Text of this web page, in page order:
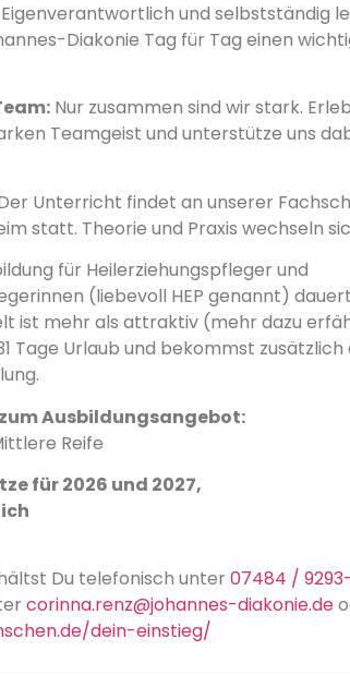
und selbstständig
Diakonie Tag für Tag einen
Nur zusammen sind wir stark.
Teamgeist und unterstütze uns
Unterricht findet an unserer
statt. Theorie und Praxis wechseln
für Heilerziehungspfleger und
(liebevoll HEP genannt)
ist mehr als attraktiv (mehr dazu
Tage Urlaub und bekommst zusätzlich
Ausbildungsangebot:
Reife
für 2026 und 2027,
Du telefonisch unter 07484 /
corinna.renz@johannes-diakonie.de
dein-einstieg/